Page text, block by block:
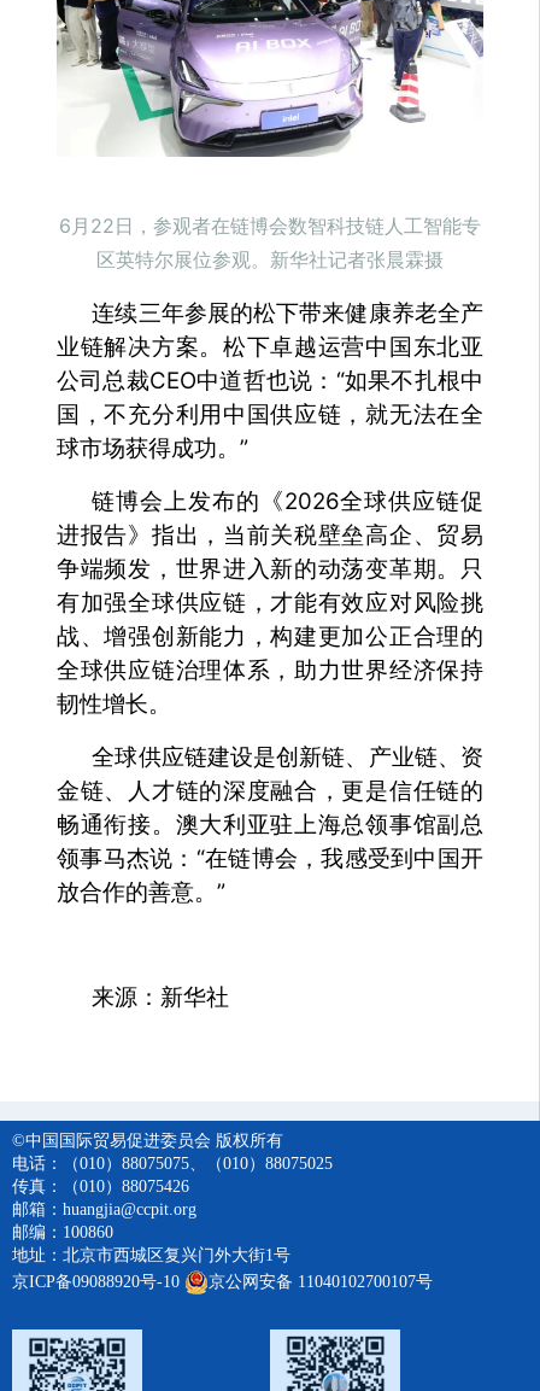
6月22日，参观者在链博会数智科技链人工智能专
区英特尔展位参观。新华社记者张晨霖摄
连续三年参展的松下带来健康养老全产
业链解决方案。松下卓越运营中国东北亚
公司总裁CEO中道哲也说：“如果不扎根中
国，不充分利用中国供应链，就无法在全
球市场获得成功。”
链博会上发布的《2026全球供应链促
进报告》指出，当前关税壁垒高企、贸易
争端频发，世界进入新的动荡变革期。只
有加强全球供应链，才能有效应对风险挑
战、增强创新能力，构建更加公正合理的
全球供应链治理体系，助力世界经济保持
韧性增长。
全球供应链建设是创新链、产业链、资
金链、人才链的深度融合，更是信任链的
畅通衔接。澳大利亚驻上海总领事馆副总
领事马杰说：“在链博会，我感受到中国开
放合作的善意。”
来源：新华社
©中国国际贸易促进委员会 版权所有
电话：（010）88075075、（010）88075025
传真：（010）88075426
邮箱：huangjia@ccpit.org
邮编：100860
地址：北京市西城区复兴门外大街1号
京ICP备09088920号-10
京公网安备 11040102700107号